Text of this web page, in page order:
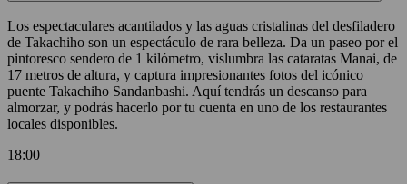
Los espectaculares acantilados y las aguas cristalinas del desfiladero
de Takachiho son un espectáculo de rara belleza. Da un paseo por el
pintoresco sendero de 1 kilómetro, vislumbra las cataratas Manai, de
17 metros de altura, y captura impresionantes fotos del icónico
puente Takachiho Sandanbashi. Aquí tendrás un descanso para
almorzar, y podrás hacerlo por tu cuenta en uno de los restaurantes
locales disponibles.
18:00